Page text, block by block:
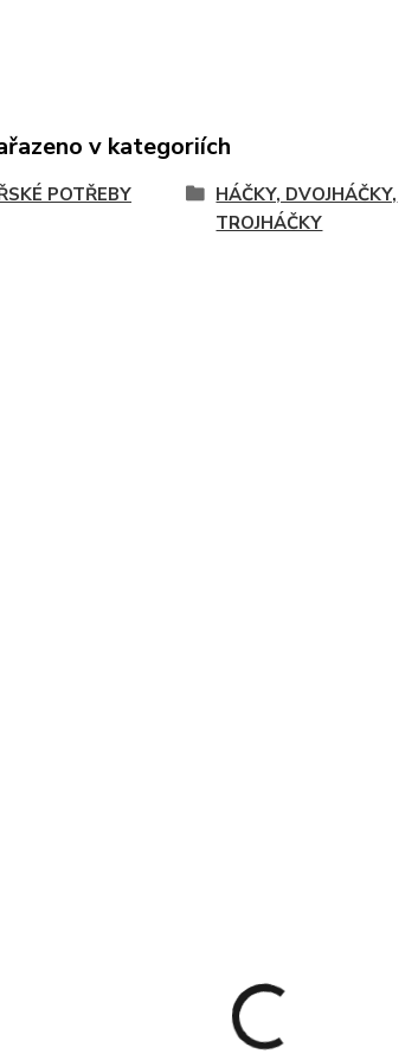
v kategoriích
POTŘEBY
HÁČKY, DVOJHÁČKY,
TROJHÁČKY